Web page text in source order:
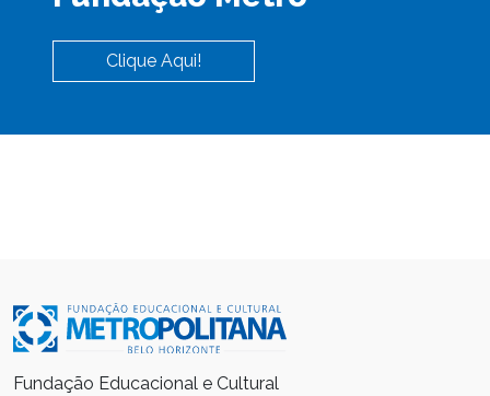
Clique Aqui!
Fundação Educacional e Cultural